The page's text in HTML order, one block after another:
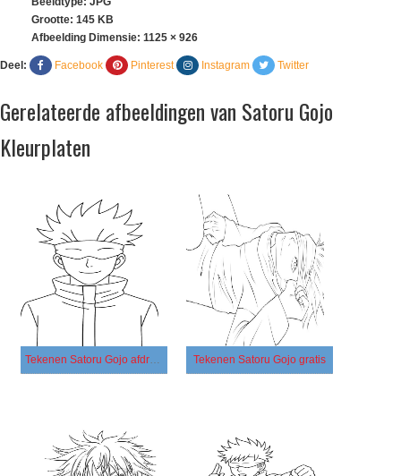
Grootte: 145 KB
Afbeelding Dimensie: 1125 × 926
Deel: Facebook Pinterest Instagram Twitter
Gerelateerde afbeeldingen van Satoru Gojo
Kleurplaten
Tekenen Satoru Gojo afdrukbaar simpel Tekenen Satoru Gojo gratis